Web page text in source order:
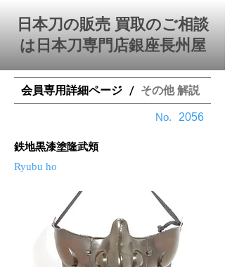
日本刀の販売 買取のご相談
は日本刀専門店銀座⻑州屋
会員専用詳細ページ / その他 解説
​No. 2056
鉄地黒漆塗隆武頬
Ryubu ho